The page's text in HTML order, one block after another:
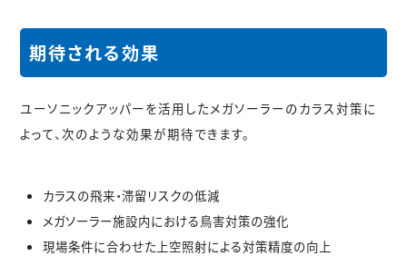
期待される効果
ユーソニックアッパーを活用したメガソーラーのカラス対策に
よって、次のような効果が期待できます。
カラスの飛来・滞留リスクの低減
メガソーラー施設内における鳥害対策の強化
現場条件に合わせた上空照射による対策精度の向上